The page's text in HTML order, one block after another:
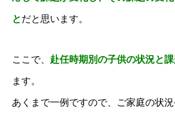
とだと思います。
ここで、 赴任時期別の子供の状況と課
ます。
あくまで一例ですので、ご家庭の状